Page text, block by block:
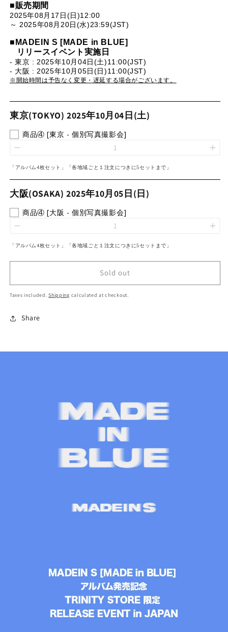
■販売期間
2025年08月17日(日)12:00
～ 2025年08月20日(水)23:59(JST)
■MADEIN S [MADE in BLUE]
リリースイベント実施日
- 東京 : 2025年10月04日(土)11:00(JST)
- 大阪 : 2025年10月05日(日)11:00(JST)
※開始時間は予告なく変更・遅延する場合がございます。
東京(TOKYO) 2025年10月04日(土)
商品④ [東京 - 個別写真撮影会]
「アルバム4枚セット」 「各地域ごと１注文につきに5セット まで 」
大阪(OSAKA) 2025年10月05日(日)
商品④ [大阪 - 個別写真撮影会]
「アルバム4枚セット」 「各地域ごと１注文につきに5セット まで 」
Sold out
Taxes included.Shipping calculated at checkout.
Share